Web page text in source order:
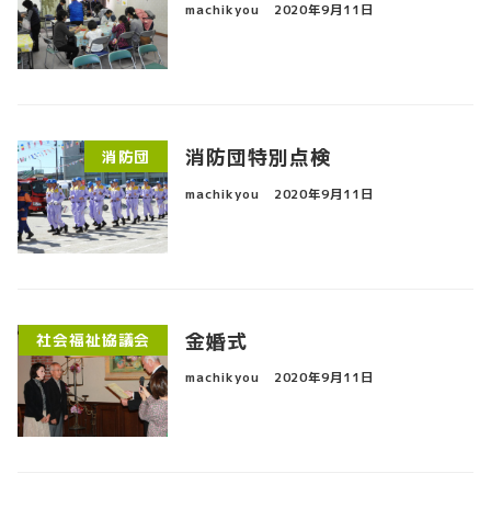
machikyou 2020年9月11日
消防団 消防団特別点検
machikyou 2020年9月11日
社会福祉協議会 金婚式
machikyou 2020年9月11日